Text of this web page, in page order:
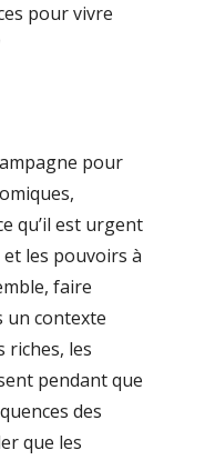
pour vivre
pour
qu’il est urgent
les pouvoirs à
faire
un contexte
riches, les
pendant que
des
que les